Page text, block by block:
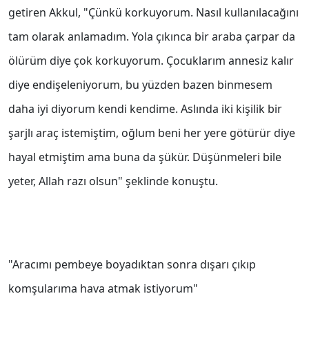
getiren Akkul, "Çünkü korkuyorum. Nasıl kullanılacağını
tam olarak anlamadım. Yola çıkınca bir araba çarpar da
ölürüm diye çok korkuyorum. Çocuklarım annesiz kalır
diye endişeleniyorum, bu yüzden bazen binmesem
daha iyi diyorum kendi kendime. Aslında iki kişilik bir
şarjlı araç istemiştim, oğlum beni her yere götürür diye
hayal etmiştim ama buna da şükür. Düşünmeleri bile
yeter, Allah razı olsun" şeklinde konuştu.
"Aracımı pembeye boyadıktan sonra dışarı çıkıp
komşularıma hava atmak istiyorum"